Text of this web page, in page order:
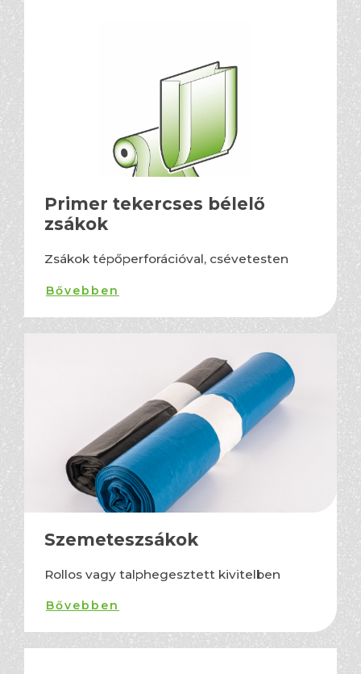
Primer tekercses bélelő
zsákok
Zsákok tépőperforációval, csévetesten
Bővebben
Szemeteszsákok
Rollos vagy talphegesztett kivitelben
Bővebben